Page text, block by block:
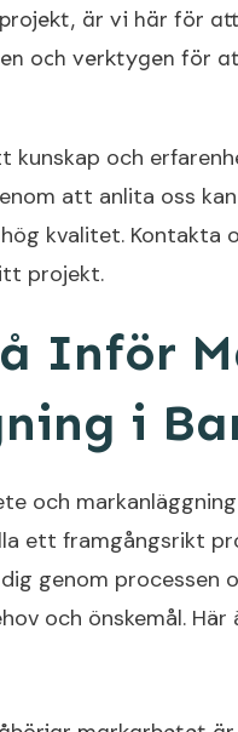
är vi här för
och verktygen för
och
att anlita oss
kvalitet. Kontakta
projekt.
Inför
i
och
ett framgångsrikt
genom processen
och önskemål.